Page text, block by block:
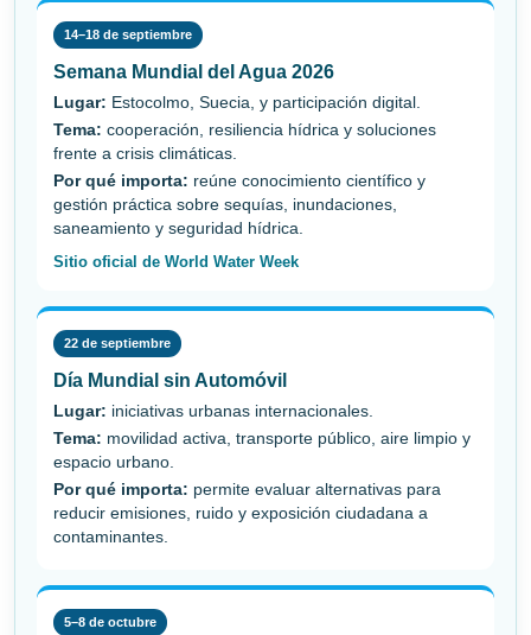
14–18 de septiembre
Semana Mundial del Agua 2026
Lugar: Estocolmo, Suecia, y participación digital.
Tema: cooperación, resiliencia hídrica y soluciones
frente a crisis climáticas.
Por qué importa: reúne conocimiento científico y
gestión práctica sobre sequías, inundaciones,
saneamiento y seguridad hídrica.
Sitio oficial de World Water Week
22 de septiembre
Día Mundial sin Automóvil
Lugar: iniciativas urbanas internacionales.
Tema: movilidad activa, transporte público, aire limpio y
espacio urbano.
Por qué importa: permite evaluar alternativas para
reducir emisiones, ruido y exposición ciudadana a
contaminantes.
5–8 de octubre